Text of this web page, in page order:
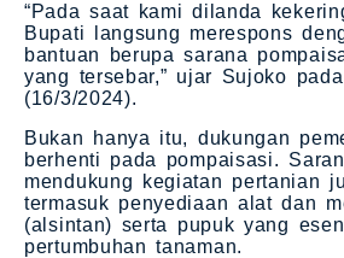
“Pada saat kami dilanda
Bupati langsung merespons
bantuan berupa sarana
yang tersebar,” ujar Sujoko
(16/3/2024).
Bukan hanya itu, dukungan
berhenti pada pompaisasi.
mendukung kegiatan pertanian
termasuk penyediaan alat dan
(alsintan) serta pupuk yang
pertumbuhan tanaman.